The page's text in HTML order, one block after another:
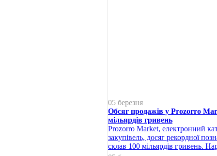
05 березня
Обсяг продажів у Prozorro
мільярдів гривень
Prozorro Market, електронний
закупівель, досяг рекордної
склав 100 мільярдів гривень.